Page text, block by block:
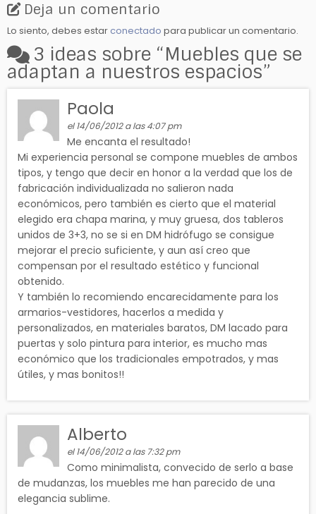
Deja un comentario
Lo siento, debes estar conectado para publicar un comentario.
3 ideas sobre “Muebles que se
adaptan a nuestros espacios”
Paola
el 14/06/2012 a las 4:07 pm
Me encanta el resultado!
Mi experiencia personal se compone muebles de ambos
tipos, y tengo que decir en honor a la verdad que los de
fabricación individualizada no salieron nada
económicos, pero también es cierto que el material
elegido era chapa marina, y muy gruesa, dos tableros
unidos de 3+3, no se si en DM hidrófugo se consigue
mejorar el precio suficiente, y aun así creo que
compensan por el resultado estético y funcional
obtenido.
Y también lo recomiendo encarecidamente para los
armarios-vestidores, hacerlos a medida y
personalizados, en materiales baratos, DM lacado para
puertas y solo pintura para interior, es mucho mas
económico que los tradicionales empotrados, y mas
útiles, y mas bonitos!!
Alberto
el 14/06/2012 a las 7:32 pm
Como minimalista, convecido de serlo a base
de mudanzas, los muebles me han parecido de una
elegancia sublime.